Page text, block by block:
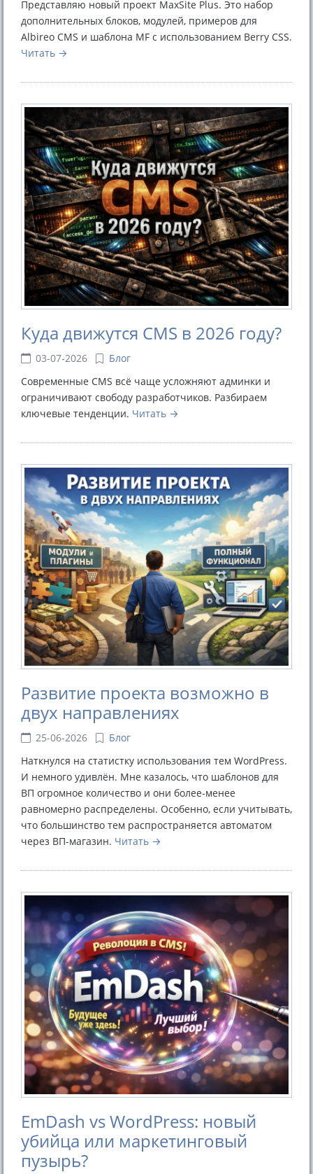
Представляю новый проект MaxSite Plus. Это набор
дополнительных блоков, модулей, примеров для
Albireo CMS и шаблона MF с использованием Berry CSS.
Читать
Куда движутся CMS в 2026 году?
03-07-2026
Блог
Современные CMS всё чаще усложняют админки и
ограничивают свободу разработчиков. Разбираем
ключевые тенденции. Читать
Развитие проекта возможно в
двух направлениях
25-06-2026
Блог
Наткнулся на статистку использования тем WordPress.
И немного удивлён. Мне казалось, что шаблонов для
ВП огромное количество и они более-менее
равномерно распределены. Особенно, если учитывать,
что большинство тем распространяется автоматом
через ВП-магазин. Читать
EmDash vs WordPress: новый
убийца или маркетинговый
пузырь?